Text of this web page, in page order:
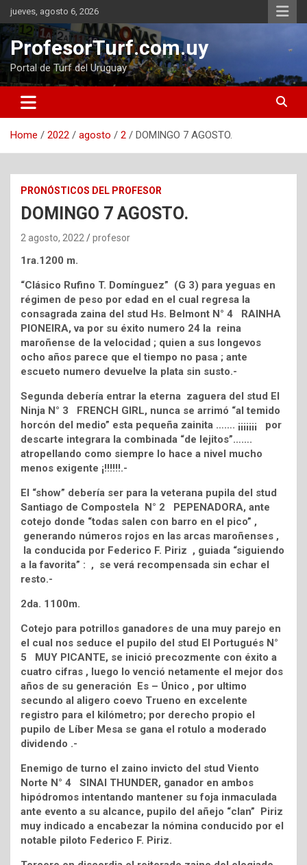
Skip
to
content
jueves, agosto 6, 2026
ProfesorTurf.com.uy
Portal de Turf del Uruguay
Home 2022 agosto 2 DOMINGO 7 AGOSTO.
PRONÓSTICOS DEL PROFESOR
DOMINGO 7 AGOSTO.
2 agosto, 2022 profesor
1ra.1200 m.
“Clásico Rufino T. Domínguez” (G 3) para yeguas en
régimen de peso por edad en el cual regresa la
consagrada zaina del stud Hs. Belmont N° 4 RAINHA
PIONEIRA, va por su éxito numero 24 la reina
maroñense de la velocidad ; quien a sus longevos
ocho años parece que el tiempo no pasa ; ante
escueto numero devuelve la plata sin susto.-
Segunda debería entrar la eterna zaguera del stud El
Ninja N° 3 FRENCH GIRL, nunca se arrimó “al temido
horcón del medio” esta pequeña zainita ……. ¡¡¡¡¡¡¡ por
descarte integrara la combinada “de lejitos”…….
atropellando como siempre lo hace a nivel mucho
menos exigente ¡!!!!!!.-
El “show” debería ser para la veterana pupila del stud
Santiago de Compostela N° 2 PEPENADORA, ante
cotejo donde “todas salen con barro en el pico” ,
generando números rojos en las arcas maroñenses ,
la conducida por Federico F. Piriz , guiada “siguiendo
a la favorita” : , se verá recompensada sin echar el
resto.-
2da. 1100m.
Cotejo para potrillos ganadores de una muy parejo en
el cual nos seduce el pupilo del stud El Portugués N°
5 MUY PICANTE, se inició precozmente con éxito a
cuatro cifras , luego lo venció netamente el mejor dos
años de su generación Es – Único , por ultimo
secundo al aligero coevo Trueno en excelente
registro para el kilómetro; por derecho propio el
pupilo de Líber Mesa se gana el rotulo a moderado
dividendo .-
Enemigo de turno el zaino invicto del stud Viento
Norte N° 4 SINAI THUNDER, ganador en ambos
hipódromos intentando mantener su foja inmaculada
ante evento a su alcance, pupilo del añejo “clan” Piriz
muy indicado a encabezar la nómina conducido por el
notable piloto Federico F. Piriz.